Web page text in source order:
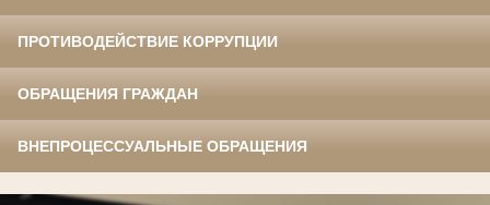
ПРОТИВОДЕЙСТВИЕ КОРРУПЦИИ
ОБРАЩЕНИЯ ГРАЖДАН
ВНЕПРОЦЕССУАЛЬНЫЕ ОБРАЩЕНИЯ